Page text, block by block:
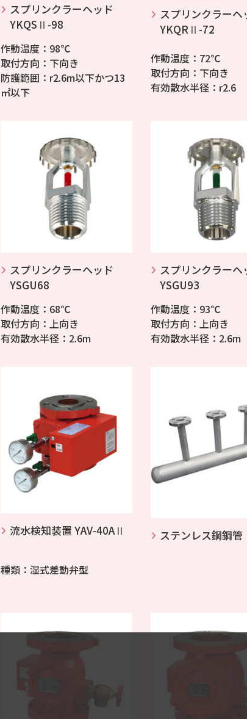
スプリンクラーヘッド
YKQSⅡ-98
作動温度：98℃
取付方向：下向き
防護範囲：r2.6m以下かつ13
㎡以下
スプリンクラーヘ
YKQRⅡ-72
作動温度：72℃
取付方向：下向き
有効散水半径：r2.6
スプリンクラーヘッド
YSGU68
作動温度：68℃
取付方向：上向き
有効散水半径：2.6m
スプリンクラーヘ
YSGU93
作動温度：93℃
取付方向：上向き
有効散水半径：2.6m
流水検知装置 YAV-40AⅡ
種類：湿式差動弁型
ステンレス鋼鋼管